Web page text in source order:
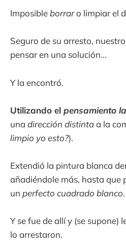
Imposibleborraro limpiar el
Seguro de su arresto,
pensar en una solución...
Y la encontró.
Utilizando el pensamiento
una dirección distintaa la
limpio yo esto?).
Extendió la pintura blanca
añadiéndole más, hasta que
un perfecto cuadrado blanco.
Y se fue de allí y (se supone)
lo arrestaron.